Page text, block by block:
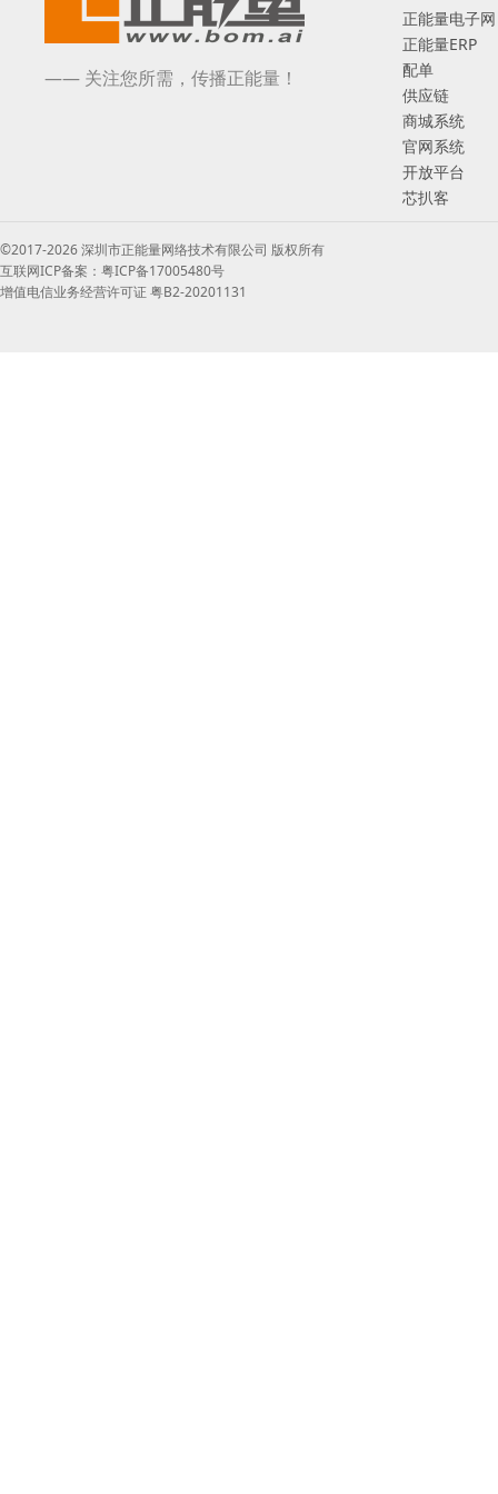
—— 关注您所需，传播正能量！
正能量电子网
正能量ERP
配单
供应链
商城系统
官网系统
开放平台
芯扒客
©2017-2026 深圳市正能量网络技术有限公司 版权所有
互联网ICP备案：粤ICP备17005480号
增值电信业务经营许可证 粤B2-20201131